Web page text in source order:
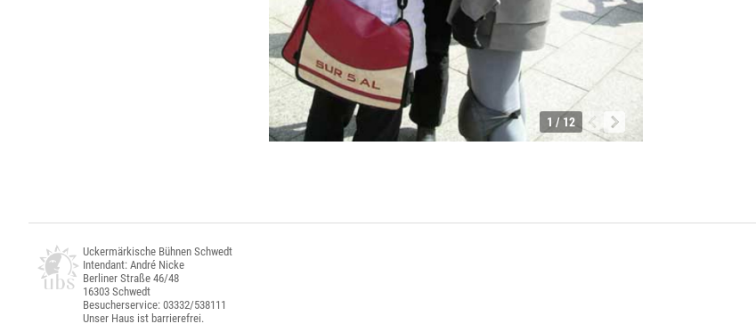
1 / 12
Uckermärkische Bühnen Schwedt
Intendant: André Nicke
Berliner Straße 46/48
16303 Schwedt
Besucherservice: 03332/538111
Unser Haus ist barrierefrei.